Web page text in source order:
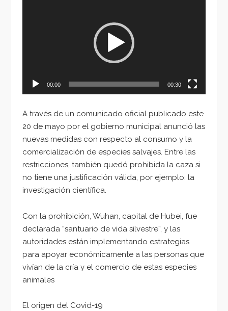
00:00 00:30
A través de un comunicado oficial publicado este
20 de mayo por el gobierno municipal anunció las
nuevas medidas con respecto al consumo y la
comercialización de especies salvajes. Entre las
restricciones, también quedó prohibida la caza si
no tiene una justificación válida, por ejemplo: la
investigación científica.
Con la prohibición, Wuhan, capital de Hubei, fue
declarada “santuario de vida silvestre”, y las
autoridades están implementando estrategias
para apoyar económicamente a las personas que
vivían de la cría y el comercio de estas especies
animales
El origen del Covid-19